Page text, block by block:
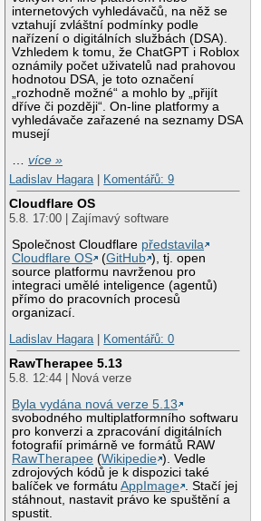
internetových vyhledávačů, na něž se
vztahují zvláštní podmínky podle
nařízení o digitálních službách (DSA).
Vzhledem k tomu, že ChatGPT i Roblox
oznámily počet uživatelů nad prahovou
hodnotou DSA, je toto označení
„rozhodně možné“ a mohlo by „přijít
dříve či později“. On-line platformy a
vyhledávače zařazené na seznamy DSA
musejí
…více »
Ladislav Hagara| Komentářů: 9
Cloudflare OS
5.8. 17:00 | Zajímavý software
Společnost Cloudflare představila
Cloudflare OS
(GitHub ), tj. open
source platformu navrženou pro
integraci umělé inteligence (agentů)
přímo do pracovních procesů
organizací.
Ladislav Hagara| Komentářů: 0
RawTherapee 5.13
5.8. 12:44 | Nová verze
Byla vydána nová verze 5.13
svobodného multiplatformního softwaru
pro konverzi a zpracování digitálních
fotografií primárně ve formátů RAW
RawTherapee (Wikipedie ). Vedle
zdrojových kódů je k dispozici také
balíček ve formátuAppImage
. Stačí jej
stáhnout, nastavit právo ke spuštění a
spustit.